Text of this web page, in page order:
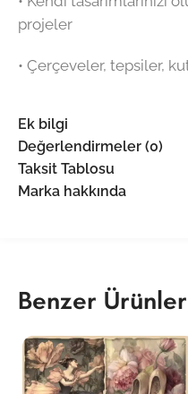
projeler
•⁠ ⁠Çerçeveler, tepsiler,
Ek bilgi
Değerlendirmeler (0)
Taksit Tablosu
Marka hakkında
Benzer Ürünler